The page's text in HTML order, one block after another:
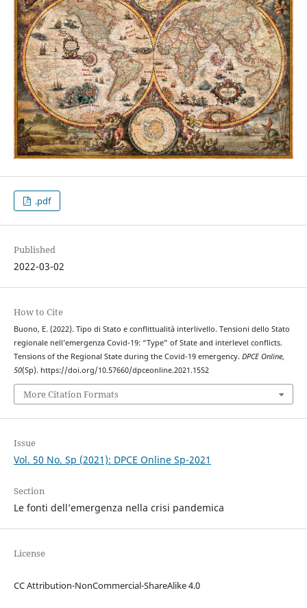
.pdf
Published
2022-03-02
How to Cite
Buono, E. (2022). Tipo di Stato e conflittualità interlivello. Tensioni dello Stato
regionale nell’emergenza Covid-19: “Type” of State and interlevel conflicts.
Tensions of the Regional State during the Covid-19 emergency. DPCE Online,
50(Sp). https://doi.org/10.57660/dpceonline.2021.1552
More Citation Formats
Issue
Vol. 50 No. Sp (2021): DPCE Online Sp-2021
Section
Le fonti dell’emergenza nella crisi pandemica
License
CC Attribution-NonCommercial-ShareAlike 4.0